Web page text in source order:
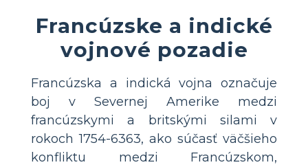
Francúzske a indické
vojnové pozadie
Francúzska a indická vojna označuje
boj v Severnej Amerike medzi
francúzskymi a britskými silami v
rokoch 1754-6363, ako súčasť väčšieho
konfliktu medzi Francúzskom,